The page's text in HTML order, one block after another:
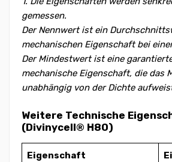
gemessen.
Der Nennwert ist ein
mechanischen Eigenschaft bei
Der Mindestwert ist eine
mechanische Eigenschaft, die das
unabhängig von der Dichte
Weitere Technische
(Divinycell® H80)
Eigenschaft